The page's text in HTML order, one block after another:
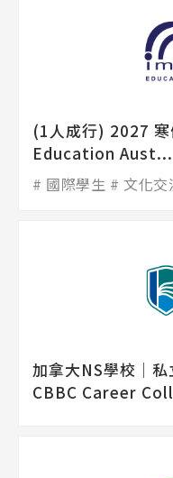
Latest News
Promotion 最
(1人成行) 2027
Education Aust...
國際學生 文化交
加拿大NS學校│私
CBBC Career